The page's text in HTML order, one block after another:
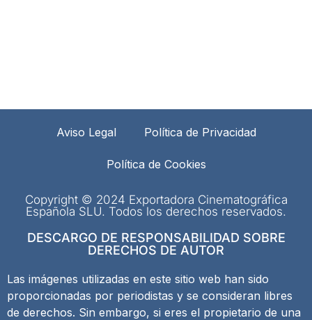
Aviso Legal Política de Privacidad
Política de Cookies
Copyright © 2024 Exportadora Cinematográfica
Española SLU. Todos los derechos reservados.
DESCARGO DE RESPONSABILIDAD SOBRE
DERECHOS DE AUTOR
Las imágenes utilizadas en este sitio web han sido
proporcionadas por periodistas y se consideran libres
de derechos. Sin embargo, si eres el propietario de una